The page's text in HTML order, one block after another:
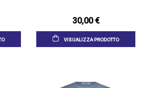
30,00 €
VISUALIZZA PRODOTTO